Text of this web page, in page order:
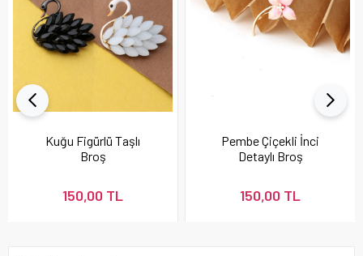
Kuğu Figürlü Taşlı
Broş
150,00 TL
Pembe Çiçekli İnci
Detaylı Broş
150,00 TL